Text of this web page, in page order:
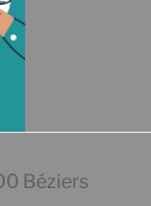
Béziers